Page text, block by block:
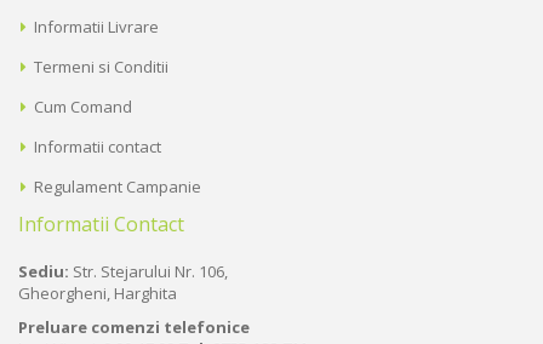
Informatii Livrare
Termeni si Conditii
Cum Comand
Informatii contact
Regulament Campanie
Informatii Contact
Sediu: Str. Stejarului Nr. 106,
Gheorgheni, Harghita
Preluare comenzi telefonice